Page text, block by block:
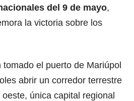
del 9 de mayo,
la victoria sobre los
el puerto de Mariúpol
abrir un corredor terrestre
única capital regional